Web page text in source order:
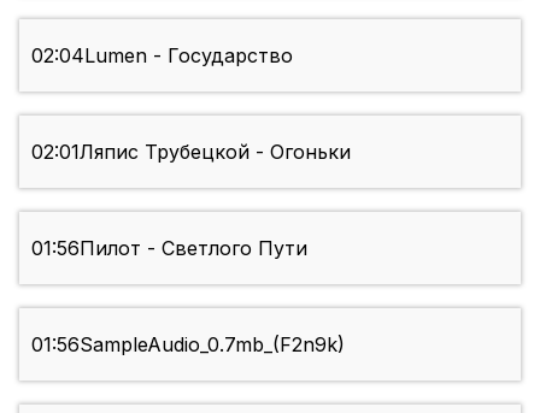
02:04Lumen - Государство
02:01Ляпис Трубецкой - Огоньки
01:56Пилот - Светлого Пути
01:56SampleAudio_0.7mb_(F2n9k)